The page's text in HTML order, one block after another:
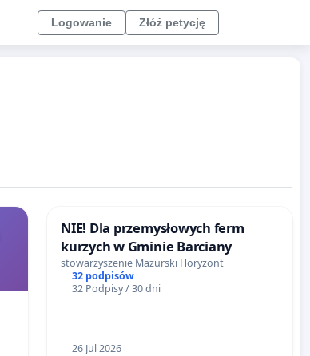
Logowanie Złóż petycję
NIE! Dla przemysłowych ferm
kurzych w Gminie Barciany
stowarzyszenie Mazurski Horyzont
32 podpisów
32 Podpisy / 30 dni
26 Jul 2026